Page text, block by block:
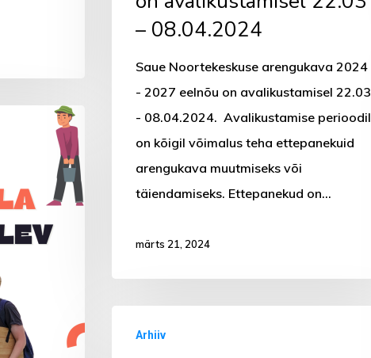
– 08.04.2024
Saue Noortekeskuse arengukava 2024
- 2027 eelnõu on avalikustamisel 22.03
- 08.04.2024. Avalikustamise perioodil
on kõigil võimalus teha ettepanekuid
arengukava muutmiseks või
täiendamiseks. Ettepanekud on…
märts 21, 2024
Arhiiv